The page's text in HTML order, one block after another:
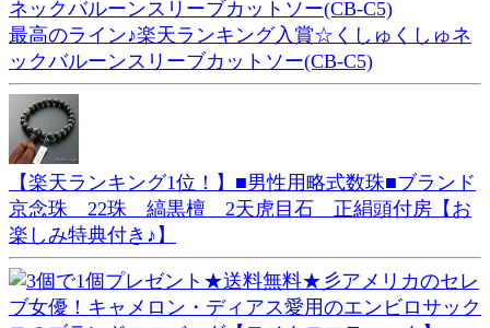
最高のライン♪楽天ランキング入賞☆くしゅくしゅネ
ックバルーンスリーブカットソー(CB-C5)
【楽天ランキング1位！】■男性用略式数珠■ブランド
京念珠 22珠 縞黒檀 2天虎目石 正絹頭付房【お
楽しみ特典付き♪】